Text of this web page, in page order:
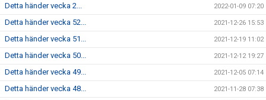
Detta händer vecka 2... 2022-01-09 07:20
Detta händer vecka 52... 2021-12-26 15:53
Detta händer vecka 51... 2021-12-19 11:02
Detta händer vecka 50... 2021-12-12 19:27
Detta händer vecka 49... 2021-12-05 07:14
Detta händer vecka 48... 2021-11-28 07:38